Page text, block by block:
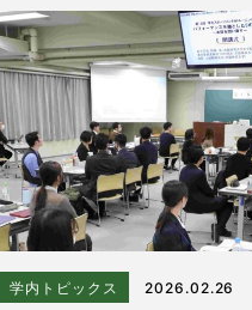
学内トピックス 2026.02.26